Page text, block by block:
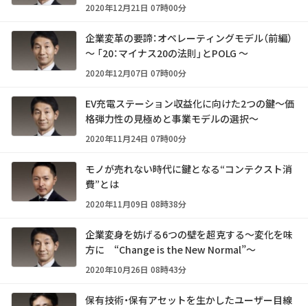
2020年12月21日 07時00分
企業変革の要諦：オペレーティングモデル（前編）
～ 「20：マイナス20の法則」とPOLG ～
2020年12月07日 07時00分
EV充電ステーション収益化に向けた2つの鍵～価
格弾力性の見極めと事業モデルの選択～
2020年11月24日 07時00分
モノが売れない時代に鍵となる“コンテクスト消
費”とは
2020年11月09日 08時38分
企業変身を妨げる6つの壁を超克する～変化を味
方に “Change is the New Normal”～
2020年10月26日 08時43分
保有技術・保有アセットを生かしたユーザー目線